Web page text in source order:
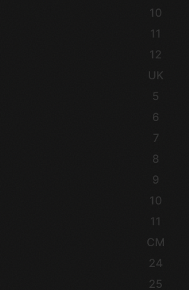
10
11
12
UK
5
6
7
8
9
10
11
CM
24
25